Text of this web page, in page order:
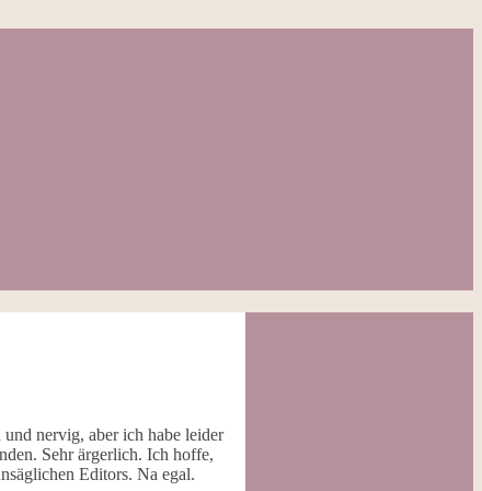
nervig, aber ich habe leider
Sehr ärgerlich. Ich hoffe,
Editors. Na egal.